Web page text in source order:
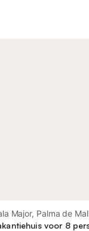
Major, Palma de
voor 8